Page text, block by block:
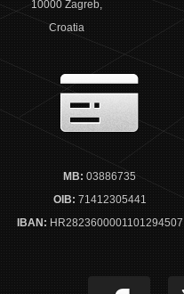
10000 Zagreb,
Croatia
MB: 03886735
OIB: 71412305441
IBAN: HR2823600001101294507